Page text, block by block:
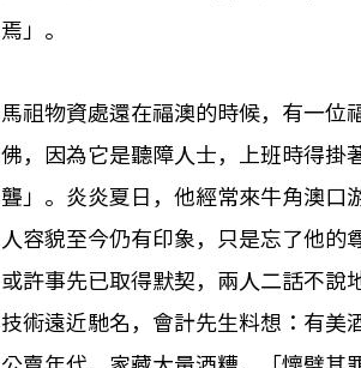
焉」。
馬祖物資處還在福澳的時候，有一位
佛，因為它是聽障人士，上班時得掛
聾」。炎炎夏日，他經常來牛角澳口
人容貌至今仍有印象，只是忘了他的
或許事先已取得默契，兩人二話不說
技術遠近馳名，會計先生料想：有美